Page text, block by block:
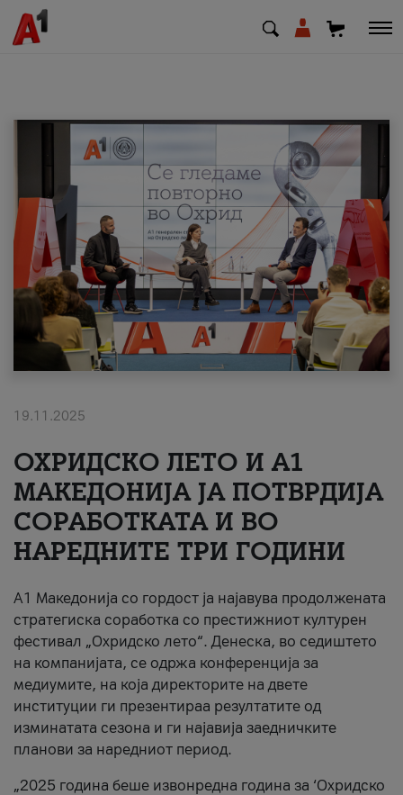
МК SQ
Приватни Деловни
Поддршка
Надополни кредит
#ПодобарОнлајн
19.11.2025
ОХРИДСКО ЛЕТО И A1
МАКЕДОНИЈА ЈА ПОТВРДИЈА
СОРАБОТКАТА И ВО
НАРЕДНИТЕ ТРИ ГОДИНИ
A1 Македонија со гордост ја најавува продолжената
стратегиска соработка со престижниот културен
фестивал „Охридско лето“. Денеска, во седиштето
на компанијата, се одржа конференција за
медиумите, на која директорите на двете
институции ги презентираа резултатите од
изминатата сезона и ги најавија заедничките
планови за наредниот период.
„2025 година беше извонредна година за ‘Охридско